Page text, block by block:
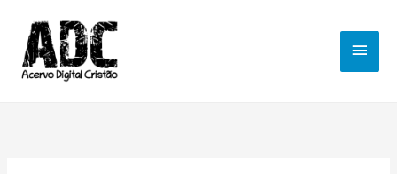
para
conteúdo